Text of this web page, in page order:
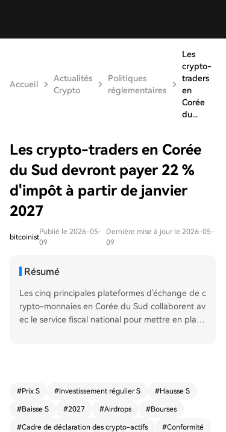
Accueil
Actualités
Crypto
Politiques
réglementaires
Les
crypto-
traders
en
Corée
du...
Les crypto-traders en Corée
du Sud devront payer 22 %
d'impôt à partir de janvier
2027
bitcoinist
Publié le 2026-05-
09
Dernière mise à jour le 2026-05-
09
Résumé
Les cinq principales plateformes d'échange de c
rypto-monnaies en Corée du Sud collaborent av
ec le service fiscal national pour mettre en place
mise en œuvre comme prévu. À partir de cette
épassant 2,5 millions de wons (environ 1 800 $)
seront soumis à un impôt de 20%, auquel s'ajout
#Prix S #Investissement régulier S #Hausse S
#Baisse S #2027 #Airdrops #Bourses
#Cadre de déclaration des crypto-actifs #Conformité